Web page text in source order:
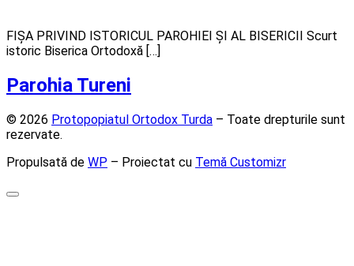
FIȘA PRIVIND ISTORICUL PAROHIEI ȘI AL BISERICII Scurt
istoric Biserica Ortodoxă […]
Parohia Tureni
© 2026 Protopopiatul Ortodox Turda – Toate drepturile sunt
rezervate.
Propulsată de WP – Proiectat cu Temă Customizr